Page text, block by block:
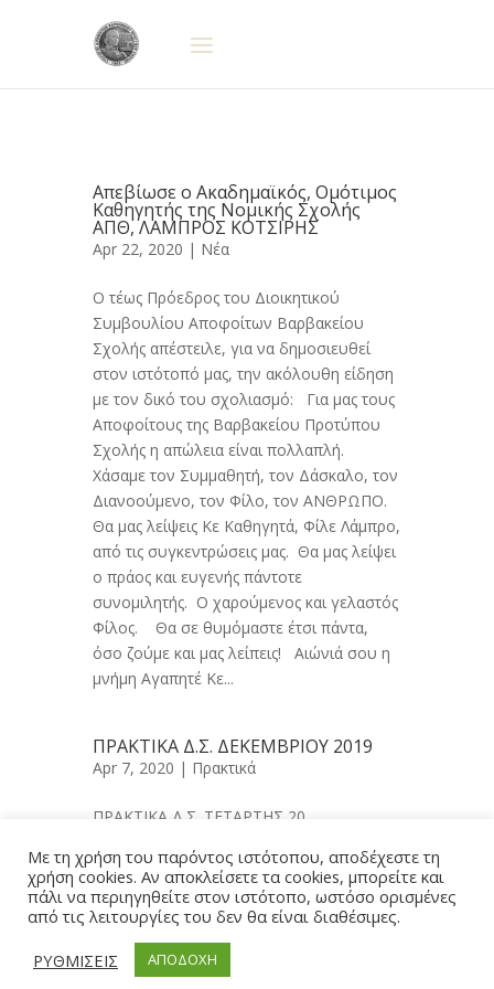
Απεβίωσε ο Ακαδημαϊκός, Ομότιμος
Καθηγητής της Νομικής Σχολής
ΑΠΘ, ΛΑΜΠΡΟΣ ΚΟΤΣΙΡΗΣ
Apr 22, 2020 | Νέα
Ο τέως Πρόεδρος του Διοικητικού
Συμβουλίου Αποφοίτων Βαρβακείου
Σχολής απέστειλε, για να δημοσιευθεί
στον ιστότοπό μας, την ακόλουθη είδηση
με τον δικό του σχολιασμό: Για μας τους
Αποφοίτους της Βαρβακείου Προτύπου
Σχολής η απώλεια είναι πολλαπλή.
Χάσαμε τον Συμμαθητή, τον Δάσκαλο, τον
Διανοούμενο, τον Φίλο, τον ΑΝΘΡΩΠΟ.
Θα μας λείψεις Κε Καθηγητά, Φίλε Λάμπρο,
από τις συγκεντρώσεις μας. Θα μας λείψει
ο πράος και ευγενής πάντοτε
συνομιλητής. Ο χαρούμενος και γελαστός
Φίλος. Θα σε θυμόμαστε έτσι πάντα,
όσο ζούμε και μας λείπεις! Αιώνιά σου η
μνήμη Αγαπητέ Κε...
ΠΡΑΚΤΙΚΑ Δ.Σ. ΔΕΚΕΜΒΡΙΟΥ 2019
Apr 7, 2020 | Πρακτικά
ΠΡΑΚΤΙΚΑ Δ.Σ. ΤΕΤΑΡΤΗΣ 20
© Copyright 2022 - Varvakios | Created by
Upcominds
Με τη χρήση του παρόντος ιστότοπου, αποδέχεστε τη
χρήση cookies. Αν αποκλείσετε τα cookies, μπορείτε και
πάλι να περιηγηθείτε στον ιστότοπο, ωστόσο ορισμένες
από τις λειτουργίες του δεν θα είναι διαθέσιμες.
ΡΥΘΜΙΣΕΙΣ
ΑΠΟΔΟΧΗ